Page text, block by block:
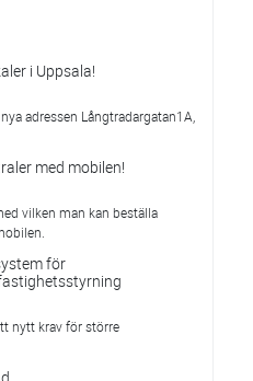
i Uppsala!
adressen Långtradargatan1A,
med mobilen!
vilken man kan beställa
för
nytt krav för större